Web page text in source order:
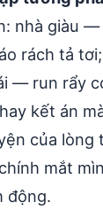
nhà giàu
rách tả
— run rẩy
kết án
của lòng
mắt
động.